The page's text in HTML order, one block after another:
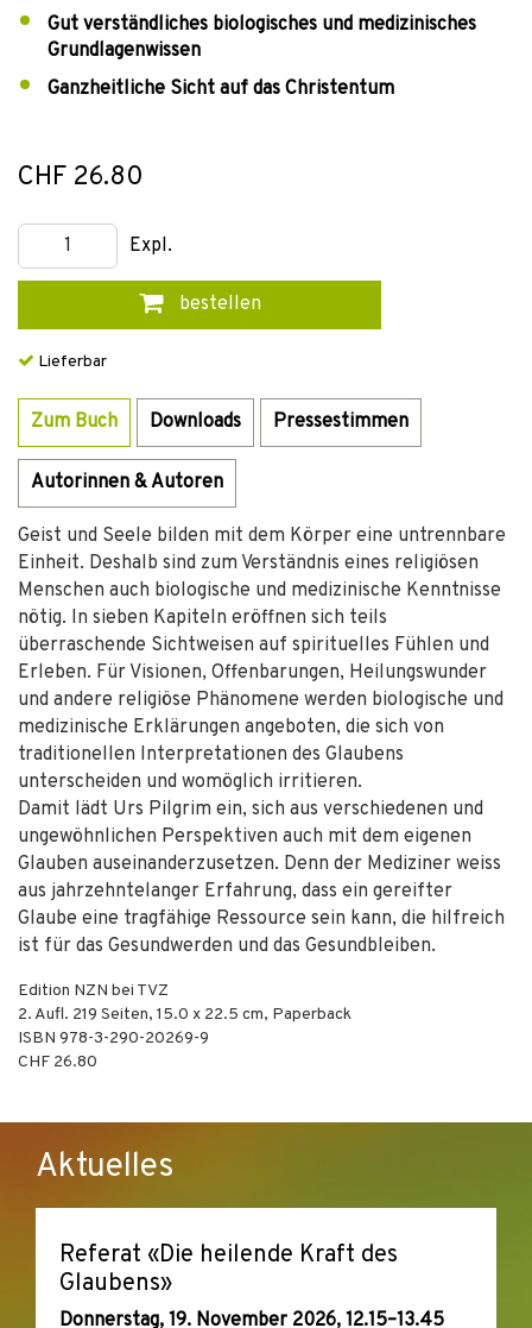
Gut verständliches biologisches und medizinisches
Grundlagenwissen
Ganzheitliche Sicht auf das Christentum
CHF 26.80
Expl.
bestellen
Lieferbar
Zum Buch Downloads Pressestimmen
Autorinnen & Autoren
Geist und Seele bilden mit dem Körper eine untrennbare
Einheit. Deshalb sind zum Verständnis eines religiösen
Menschen auch biologische und medizinische Kenntnisse
nötig. In sieben Kapiteln eröffnen sich teils
überraschende Sichtweisen auf spirituelles Fühlen und
Erleben. Für Visionen, Offenbarungen, Heilungswunder
und andere religiöse Phänomene werden biologische und
medizinische Erklärungen angeboten, die sich von
traditionellen Interpretationen des Glaubens
unterscheiden und womöglich irritieren.
Damit lädt Urs Pilgrim ein, sich aus verschiedenen und
ungewöhnlichen Perspektiven auch mit dem eigenen
Glauben auseinanderzusetzen. Denn der Mediziner weiss
aus jahrzehntelanger Erfahrung, dass ein gereifter
Glaube eine tragfähige Ressource sein kann, die hilfreich
ist für das Gesundwerden und das Gesundbleiben.
Edition NZN bei TVZ
2. Aufl. 219 Seiten, 15.0 x 22.5 cm, Paperback
ISBN 978-3-290-20269-9
CHF 26.80
Aktuelles
Referat «Die heilende Kraft des
Glaubens»
Donnerstag, 19. November 2026, 12.15–13.45